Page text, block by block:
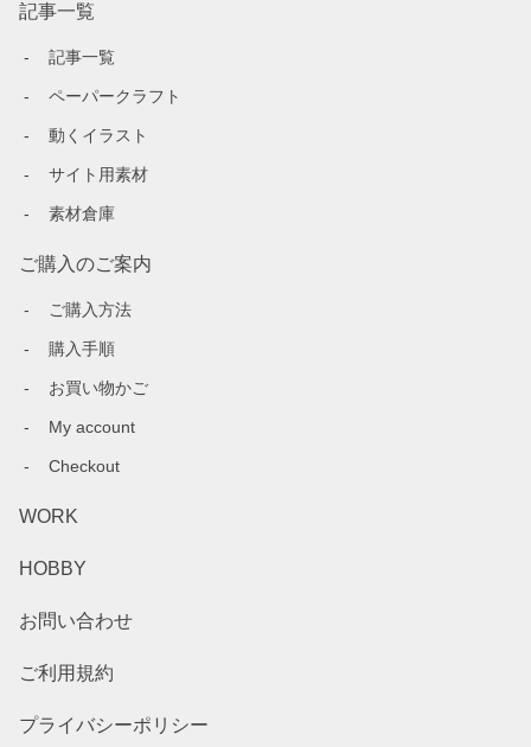
記事一覧
記事一覧
ペーパークラフト
動くイラスト
サイト用素材
素材倉庫
ご購入のご案内
ご購入方法
購入手順
お買い物かご
My account
Checkout
WORK
HOBBY
お問い合わせ
ご利用規約
プライバシーポリシー